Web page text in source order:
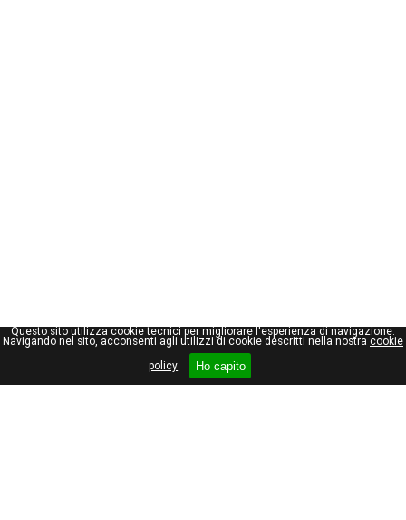
Questo sito utilizza cookie tecnici per migliorare l'esperienza di navigazione.
Navigando nel sito, acconsenti agli utilizzi di cookie descritti nella nostra cookie
policy
Ho capito